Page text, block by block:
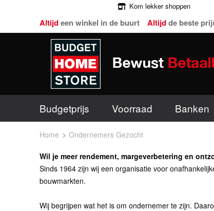
Kom lekker shoppen
Altijdeen winkel in de buurt Altijdde beste
Budgetprijs Voorraad Banken
Home Ondernemers Gezocht
Wil je meer rendement, margeverbetering en
Sinds 1964 zijn wij een organisatie voor
bouwmarkten.
Wij begrijpen wat het is om ondernemer te zijn.